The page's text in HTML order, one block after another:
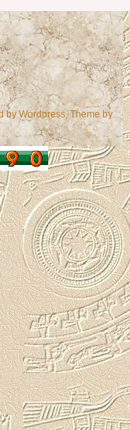
byWordpress, Theme by